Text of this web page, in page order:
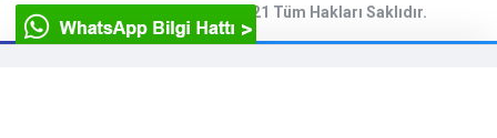
CNC Satış Merkezi © 2021 Tüm Hakları Saklıdır.